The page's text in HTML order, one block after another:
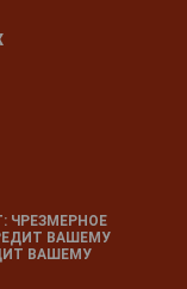
ЧРЕЗМЕРНОЕ
ВАШЕМУ
ВАШЕМУ